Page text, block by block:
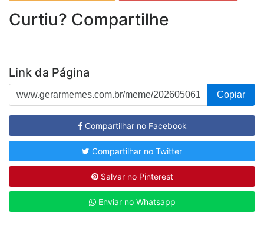
Curtiu? Compartilhe
Link da Página
Copiar
Compartilhar no Facebook
Compartilhar no Twitter
Salvar no Pinterest
Enviar no Whatsapp